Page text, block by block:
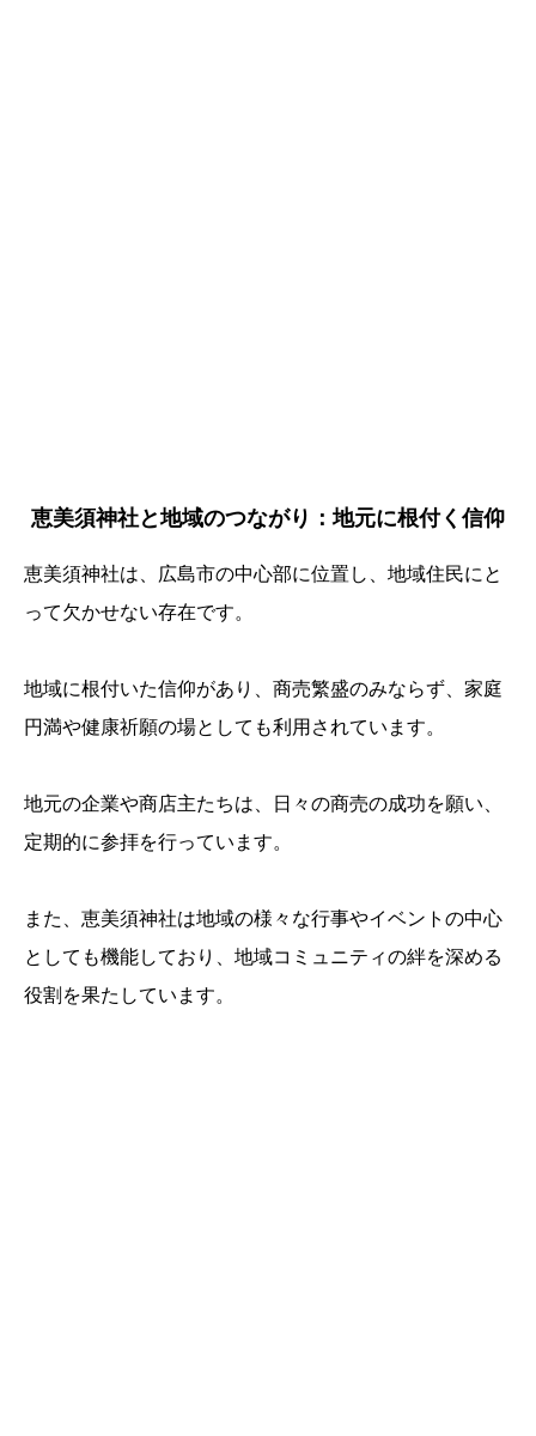
恵美須神社と地域のつながり：地元に根付く信仰
恵美須神社は、広島市の中心部に位置し、地域住民にと
って欠かせない存在です。
地域に根付いた信仰があり、商売繁盛のみならず、家庭
円満や健康祈願の場としても利用されています。
地元の企業や商店主たちは、日々の商売の成功を願い、
定期的に参拝を行っています。
また、恵美須神社は地域の様々な行事やイベントの中心
としても機能しており、地域コミュニティの絆を深める
役割を果たしています。